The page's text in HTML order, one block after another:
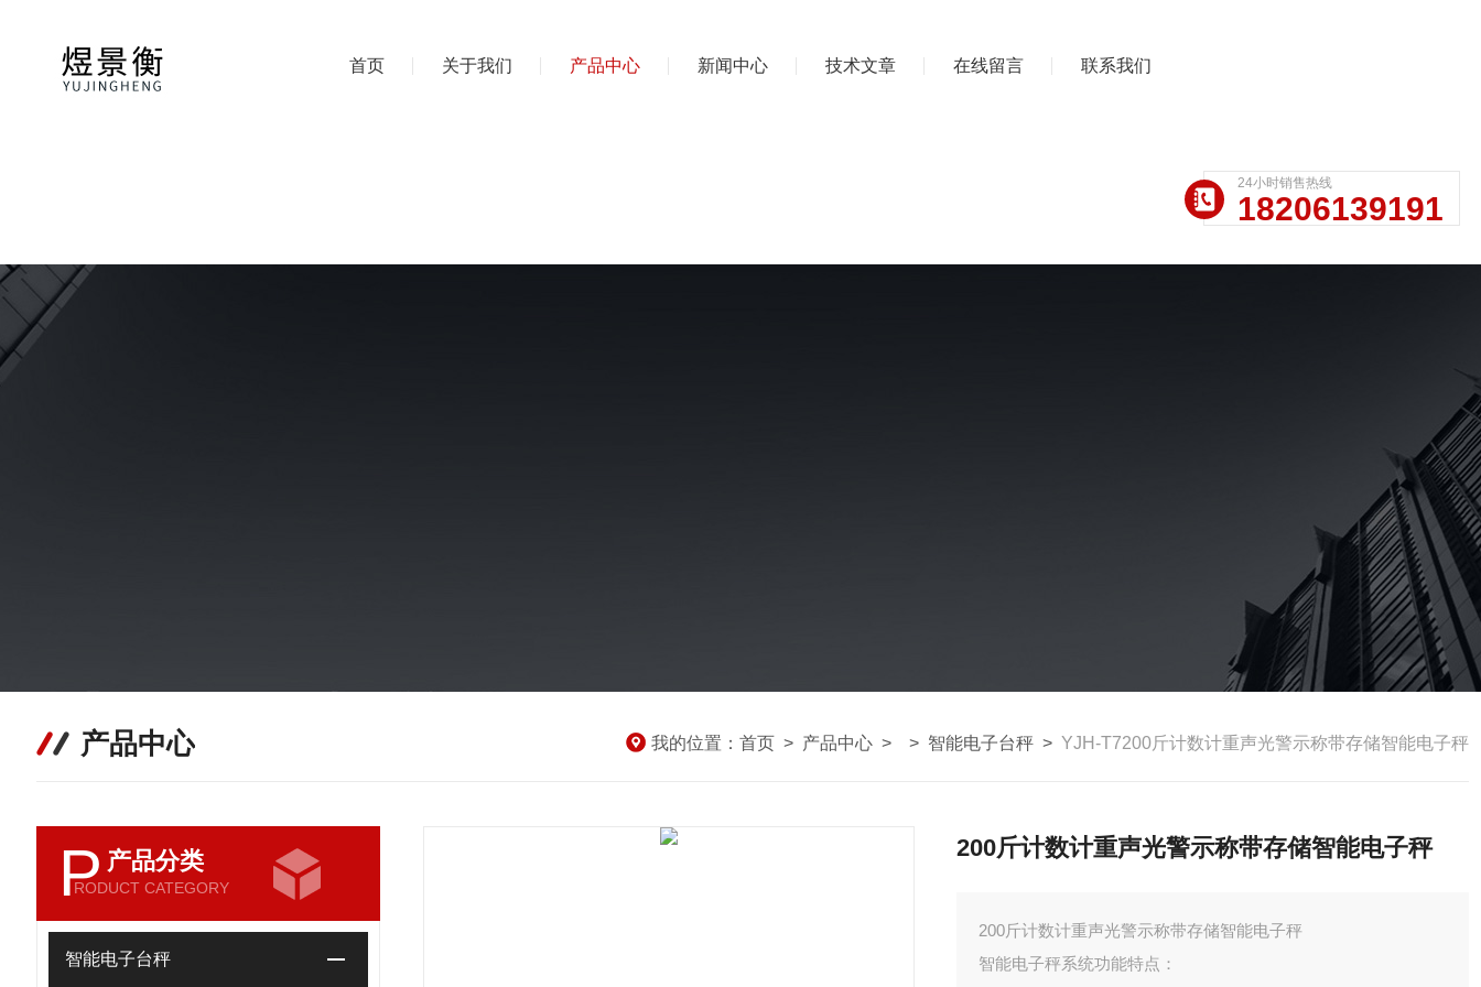
首页 关于我们 产品中心 新闻中心 技术文章 在线留言 联系我们
24小时销售热线
18206139191
产品中心 我的位置： 首页 > 产品中心 > > 智能电子台秤 > YJH-T7200斤计数计重声光警示称带存储智能电子秤
P 产品分类
RODUCT CATEGORY
智能电子台秤
200斤计数计重声光警示称带存储智能电子秤
200斤计数计重声光警示称带存储智能电子秤
智能电子秤系统功能特点：